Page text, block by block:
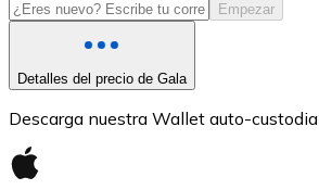
Empezar
Detalles del precio de Gala
Descarga nuestra Wallet auto-custodia